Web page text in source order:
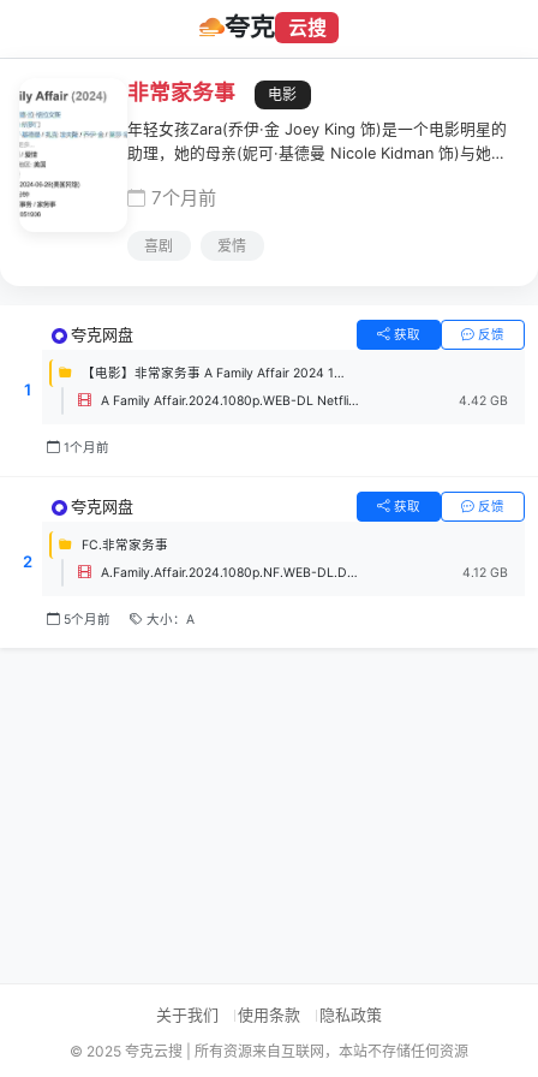
夸克 云搜
非常家务事
电影
年轻女孩Zara(乔伊·金 Joey King 饰)是一个电影明星的
助理，她的母亲(妮可·基德曼 Nicole Kidman 饰)与她的
的浪漫故事和爆笑风波，他们正试图理解爱情、亲情、性
7个月前
喜剧 爱情
1
夸克网盘 获取 反馈
【电影】非常家务事 A Family Affair 2024 1080P
A Family Affair.2024.1080p.WEB-DL Netflix.DDP 5.1.H.264.mkv
4.42 GB
1个月前
2
夸克网盘 获取 反馈
FC.非常家务事
A.Family.Affair.2024.1080p.NF.WEB-DL.DDP5.1.H264-HHWEB.mp4
4.12 GB
5个月前 大小：A
关于我们 使用条款 隐私政策
© 2025 夸克云搜 | 所有资源来自互联网，本站不存储任何资源